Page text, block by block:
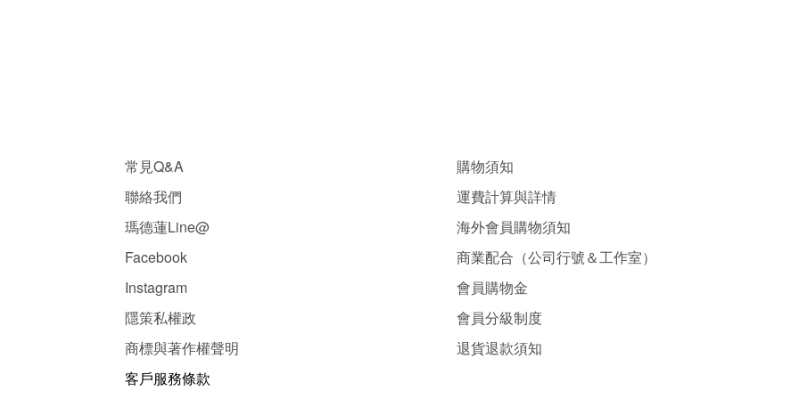
常見Q&A
聯絡我們
瑪德蓮Line@
Facebook
Instagram
隱策私權政
商標與著作權聲明
客戶服務條款
購物須知
運費計算與詳情
海外會員購物須知
商業配合（公司行號＆工作室）
會員購物金
會員分級制度
退貨退款須知